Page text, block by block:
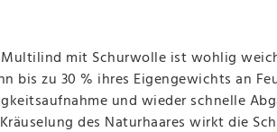
mit Schurwolle ist wohlig
bis zu 30 % ihres Eigengewichts an
und wieder schnelle
des Naturhaares wirkt die